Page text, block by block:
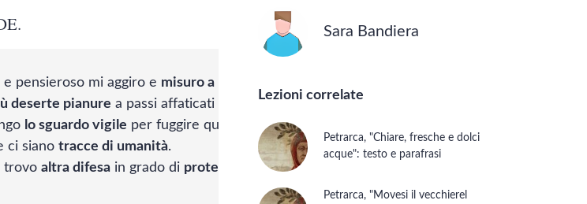
e pensieroso mi aggiro e misuro a passi
deserte pianure a passi affaticati e lenti,
lo sguardo vigile per fuggire qualsiasi luogo
ci siano tracce di umanità.
trovo altra difesain grado di proteggermi
Sara Bandiera
Lezioni correlate
Petrarca, "Chiare, fresche e dolci
acque": testo e parafrasi
Petrarca, "Movesi il vecchierel